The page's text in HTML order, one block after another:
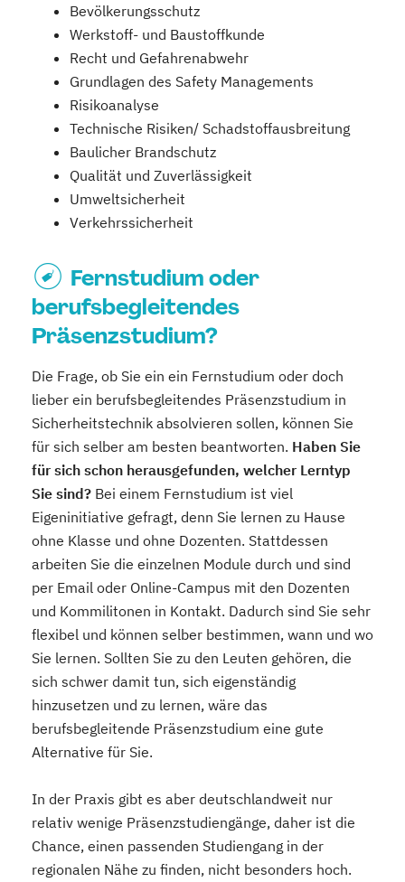
Bevölkerungsschutz
Werkstoff- und Baustoffkunde
Recht und Gefahrenabwehr
Grundlagen des Safety Managements
Risikoanalyse
Technische Risiken/ Schadstoffausbreitung
Baulicher Brandschutz
Qualität und Zuverlässigkeit
Umweltsicherheit
Verkehrssicherheit
Fernstudium oder
berufsbegleitendes
Präsenzstudium?
Die Frage, ob Sie ein ein Fernstudium oder doch
lieber ein berufsbegleitendes Präsenzstudium in
Sicherheitstechnik absolvieren sollen, können Sie
für sich selber am besten beantworten. Haben Sie
für sich schon herausgefunden, welcher Lerntyp
Sie sind? Bei einem Fernstudium ist viel
Eigeninitiative gefragt, denn Sie lernen zu Hause
ohne Klasse und ohne Dozenten. Stattdessen
arbeiten Sie die einzelnen Module durch und sind
per Email oder Online-Campus mit den Dozenten
und Kommilitonen in Kontakt. Dadurch sind Sie sehr
flexibel und können selber bestimmen, wann und wo
Sie lernen. Sollten Sie zu den Leuten gehören, die
sich schwer damit tun, sich eigenständig
hinzusetzen und zu lernen, wäre das
berufsbegleitende Präsenzstudium eine gute
Alternative für Sie.
In der Praxis gibt es aber deutschlandweit nur
relativ wenige Präsenzstudiengänge, daher ist die
Chance, einen passenden Studiengang in der
regionalen Nähe zu finden, nicht besonders hoch.